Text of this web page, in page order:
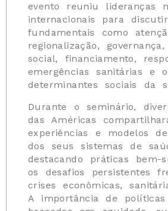
evento reuniu lideranças
internacionais para
fundamentais como
regionalização,
social, financiamento,
emergências sanitárias e
determinantes sociais da
Durante o seminário,
das Américas
experiências e modelos
dos seus sistemas de
destacando práticas bem-
os desafios persistentes
crises econômicas,
A importância de políticas